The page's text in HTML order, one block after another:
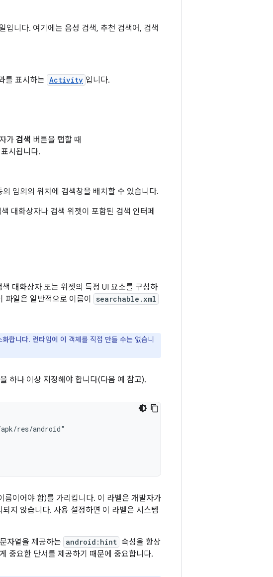
입니다. 여기에는 음성 검색, 추천 검색어, 검색
를 표시하는 Activity 입니다.
가 검색 버튼을 탭할 때
시됩니다.
임의의 위치에 검색창을 배치할 수 있습니다.
대화상자나 검색 위젯이 포함된 검색 인터페
대화상자 또는 위젯의 특정 UI 요소를 구성하
일은 일반적으로 이름이
searchable.xml
화합니다. 런타임에 이 객체를 직접 만들 수는 없습니
하나 이상 지정해야 합니다(다음 예 참고).
이어야 함)를 가리킵니다. 이 라벨은 개발자가
지 않습니다. 사용 설정하면 이 라벨은 시스템
자열을 제공하는 android:hint 속성을 항상
중요한 단서를 제공하기 때문에 중요합니다.